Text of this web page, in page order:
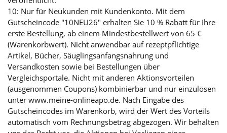
10: Nur für Neukunden mit Kundenkonto. Mit dem
Gutscheincode "10NEU26" erhalten Sie 10 % Rabatt für Ihre
erste Bestellung, ab einem Mindestbestellwert von 65 €
(Warenkorbwert). Nicht anwendbar auf rezeptpflichtige
Artikel, Bücher, Säuglingsanfangsnahrung und
Versandkosten sowie bei Bestellungen über
Vergleichsportale. Nicht mit anderen Aktionsvorteilen
(ausgenommen Coupons) kombinierbar und nur einzulösen
unter www.meine-onlineapo.de. Nach Eingabe des
Gutscheincodes im Warenkorb, wird der Wert des Vorteils
automatisch vom Rechnungsbetrag abgezogen. Wir behalten